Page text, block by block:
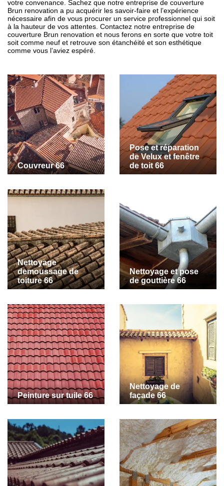
votre convenance. Sachez que notre entreprise de couverture
Brun renovation a pu acquérir les savoir-faire et l’expérience
nécessaire afin de vous procurer un service professionnel qui soit
à la hauteur de vos attentes. Contactez notre entreprise de
couverture Brun renovation et nous ferons en sorte que votre toit
soit comme neuf et retrouve son étanchéité et son esthétique
comme vous l’aviez espéré.
Couvreur 66
Pose et réparation
de Velux et fenêtre
de toit 66
Nettoyage
demoussage de
toiture 66
Nettoyage et pose
de gouttière 66
Peinture sur tuile 66
Nettoyage de
façade 66